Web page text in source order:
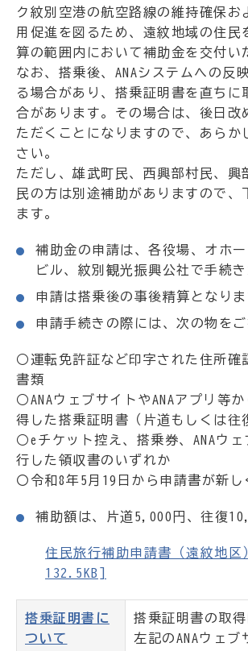
ク紋別空港の航空路線の維持確保お
用促進を図るため、遠紋地域の住民
算の範囲内において補助金を交付い
なお、搭乗後、ANAシステムへの反
る場合があり、搭乗証明書を直ちに
合があります。その場合は、後日改
ただくことになりますので、あらか
さい。
ただし、雄武町民、西興部村民、興
民の方は別途補助がありますので、
ます。
補助金の申請は、各役場、オホ
ビル、紋別観光振興公社で手続き
申請は搭乗後の事後精算となりま
申請手続きの際には、次の物をご
○運転免許証など印字された住所確
書類
○ANAウェブサイトやANAアプリ等
得した搭乗証明書（片道もしくは往
○eチケット控え、搭乗券、ANAウェ
行した領収書のいずれか
〇令和8年5月19日から申請書が新し
補助額は、片道5,000円、往復
住民旅行補助申請書（遠紋地区
132.5KB]
搭乗証明書に
ついて
搭乗証明書の取得
左記のANAウェブ